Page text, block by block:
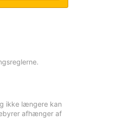
ikke længere kan
afhænger af